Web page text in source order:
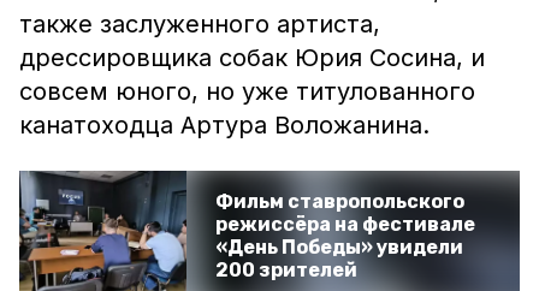
также заслуженного артиста,
дрессировщика собак Юрия Сосина, и
совсем юного, но уже титулованного
канатоходца Артура Воложанина.
Фильм ставропольского
режиссёра на фестивале
«День Победы» увидели
200 зрителей